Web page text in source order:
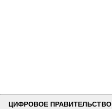
ЦИФРОВОЕ ПРАВИТЕЛЬСТВО